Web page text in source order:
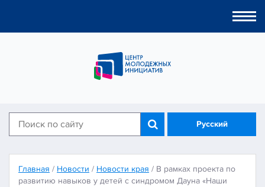
Русский
Главная / Новости / Новости края / В рамках проекта по
развитию навыков у детей с синдромом Дауна «Наши